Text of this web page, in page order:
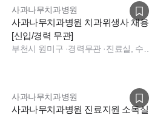
사과나무치과병원
사과나무치과병원 치과위생사 채용
[신입/경력 무관]
부천시 원미구 ·경력무관·
사과나무치과병원
사과나무치과병원 진료지원 소독실